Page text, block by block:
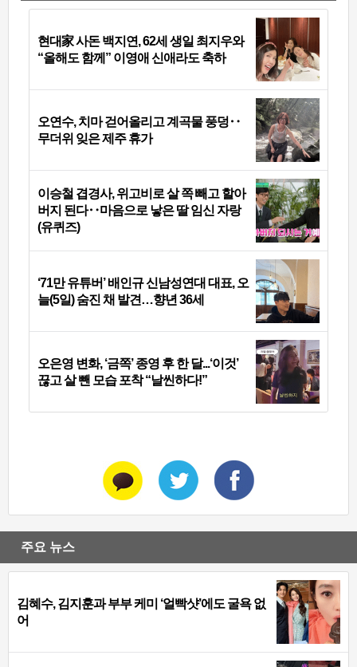
현대家 사돈 백지연, 62세 생일 최지우와
“올해도 함께” 이영애 신애라도 축하
오연수, 치마 걷어올리고 계곡물 풍덩‥
무더위 잊은 제주 휴가
이승철 겹경사, 위고비로 살 쪽 빼고 할아
버지 된다‥마음으로 낳은 딸 임신 자랑
(유퀴즈)
‘71만 유튜버’ 배인규 신남성연대 대표, 오
늘(5일) 숨진 채 발견…향년 36세
오은영 변화, ‘금쪽’ 종영 후 한 달...‘이것’
끊고 살 뺀 모습 포착 “날씬하다!”
주요 뉴스
김혜수, 김지훈과 부부 케미 ‘얼빡샷’에도 굴욕 없
어